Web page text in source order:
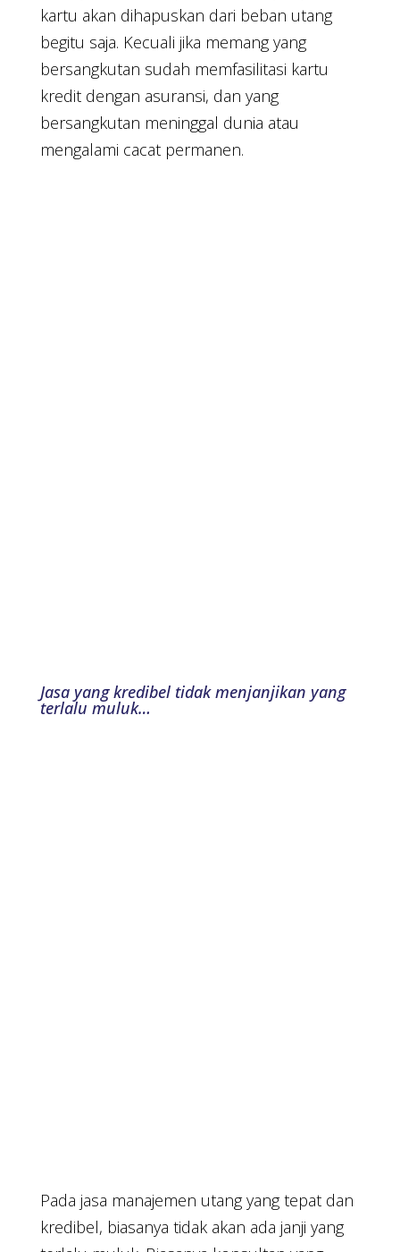
kartu akan dihapuskan dari beban utang
begitu saja. Kecuali jika memang yang
bersangkutan sudah memfasilitasi kartu
kredit dengan asuransi, dan yang
bersangkutan meninggal dunia atau
mengalami cacat permanen.
Jasa yang kredibel tidak menjanjikan yang
terlalu muluk…
Pada jasa manajemen utang yang tepat dan
kredibel, biasanya tidak akan ada janji yang